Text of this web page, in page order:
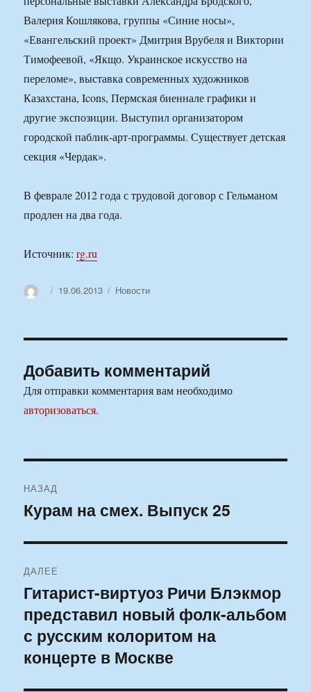
Валерия Кошлякова, группы «Синие носы»,
«Евангельский проект» Дмитрия Врубеля и Виктории
Тимофеевой, «Якщо. Украинское искусство на
переломе», выставка современных художников
Казахстана, Icons, Пермская биеннале графики и
другие экспозиции. Выступил организатором
городской паблик-арт-программы. Существует детская
секция «Чердак».
В феврале 2012 года с трудовой договор с Гельманом
продлен на два года.
Источник:rg.ru
АвторОпубликовано
19.06.2013 Рубрики
Новости
Добавить комментарий
Для отправки комментария вам необходимо
авторизоваться.
по
НАЗАД
Предыдущая
Курам на смех. Выпуск 25
ДАЛЕЕ
Следующая
запись:
Гитарист-виртуоз Ричи Блэкмор
представил новый фолк-альбом
с русским колоритом на
концерте в Москве